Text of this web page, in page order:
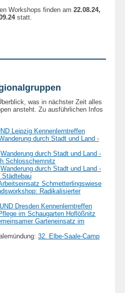
Workshops finden am 22.08.24,
statt.
was in nächster Zeit alles
ansteht. Zu ausführlichen Infos
Leipzig Kennenlerntreffen
durch Stadt und Land -
Wanderung durch Stadt und Land -
Schlosschemnitz
Wanderung durch Stadt und Land -
Städtebau
Schmetterlingswiese
Radikalisierter
Dresden Kennenlerntreffen
im Schaugarten Hoflößnitz
Garteneinsatz im
32. Elbe-Saale-Camp